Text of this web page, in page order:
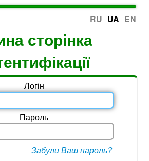
RU UA EN
сторінка
Логін
Пароль
Забули Ваш пароль?